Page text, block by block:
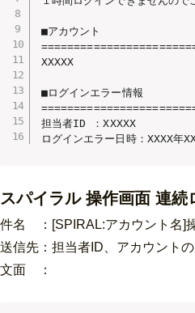
■アカウント
XXXXX
■ログインエラー情報
担当者ID ：XXXXX
ログインエラー日時：XXXX年
スパイラル 操作画面 連続
件名 ：[SPIRAL:アカウント名]
送信先：担当者ID、 アカウント
文面 ：